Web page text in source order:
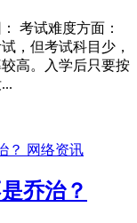
考试难度方面：
，但考试科目少，
高。入学后只要按
网络资讯
乔治？